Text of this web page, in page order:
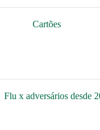
Cartões
Flu x adversários desde